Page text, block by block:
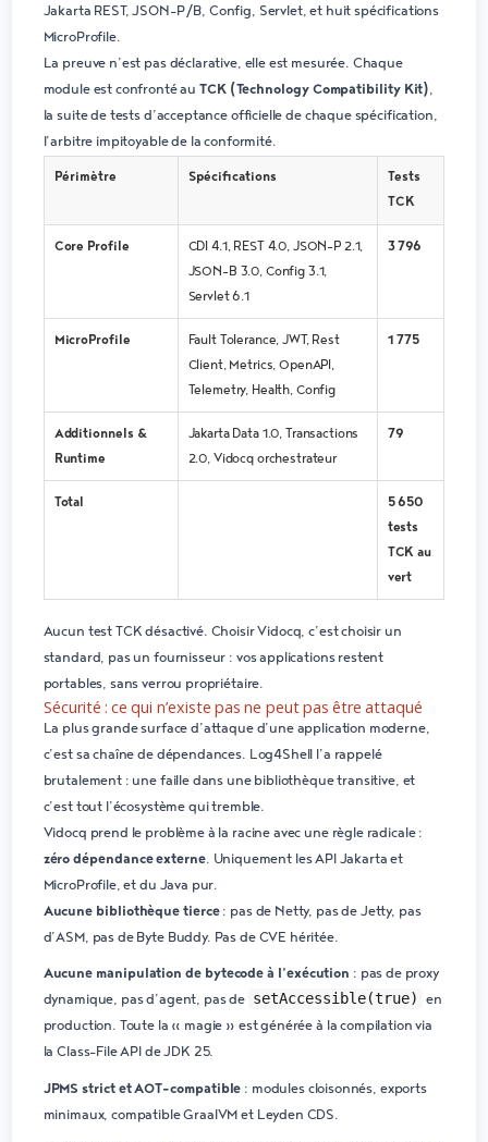
Jakarta REST, JSON-P/B, Config, Servlet, et huit spécifications
MicroProfile.
La preuve n’est pas déclarative, elle est mesurée. Chaque
module est confronté au TCK (Technology Compatibility Kit),
la suite de tests d’acceptance officielle de chaque spécification,
l’arbitre impitoyable de la conformité.
Périmètre Spécifications
Tests
TCK
Core Profile
CDI 4.1, REST 4.0, JSON-P 2.1,
JSON-B 3.0, Config 3.1,
Servlet 6.1
3 796
MicroProfile
Fault Tolerance, JWT, Rest
Client, Metrics, OpenAPI,
Telemetry, Health, Config
1 775
Additionnels &
Runtime
Jakarta Data 1.0, Transactions
2.0, Vidocq orchestrateur
79
Total
5 650
tests
TCK au
vert
Aucun test TCK désactivé. Choisir Vidocq, c’est choisir un
standard, pas un fournisseur : vos applications restent
portables, sans verrou propriétaire.
Sécurité : ce qui n’existe pas ne peut pas être attaqué
La plus grande surface d’attaque d’une application moderne,
c’est sa chaîne de dépendances. Log4Shell l’a rappelé
brutalement : une faille dans une bibliothèque transitive, et
c’est tout l’écosystème qui tremble.
Vidocq prend le problème à la racine avec une règle radicale :
zéro dépendance externe. Uniquement les API Jakarta et
MicroProfile, et du Java pur.
Aucune bibliothèque tierce: pas de Netty, pas de Jetty, pas
d’ASM, pas de Byte Buddy. Pas de CVE héritée.
Aucune manipulation de bytecode à l’exécution : pas de proxy
dynamique, pas d’agent, pas de setAccessible(true) en
production. Toute la « magie » est générée à la compilation via
laClass-File API de JDK 25.
JPMS strict et AOT-compatible : modules cloisonnés, exports
minimaux, compatible GraalVM et Leyden CDS.